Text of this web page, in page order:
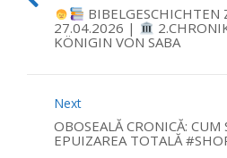
BIBELGESCHICHTEN
27.04.2026 |
KÖNIGIN VON SABA
Next
OBOSEALĂ CRONICĂ: CUM
EPUIZAREA TOTALĂ